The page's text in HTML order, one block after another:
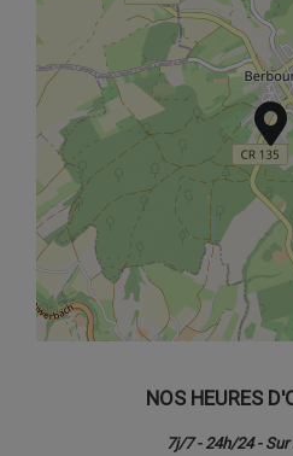
NOS HEURES
7j/7 - 24h/24 - Sur